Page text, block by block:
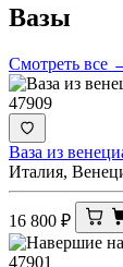
Вазы
Смотреть все
47909
Ваза из
Италия,
16 800 ₽
47901